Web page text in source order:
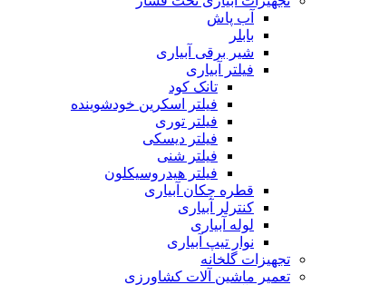
آب پاش
بابلر
شیر برقی آبیاری
فیلتر آبیاری
تانک کود
فیلتر اسکرین خودشوینده
فیلتر توری
فیلتر دیسکی
فیلتر شنی
فیلتر هیدروسیکلون
قطره چکان آبیاری
کنترلر آبیاری
لوله آبیاری
نوار تیپ آبیاری
تجهیزات گلخانه
تعمیر ماشین آلات کشاورزی